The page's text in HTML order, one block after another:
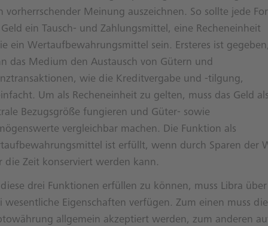
vorherrschender Meinung auszeichnen. So sollte jede
ein Tausch- und Zahlungsmittel, eine Recheneinheit
ein Wertaufbewahrungsmittel sein. Ersteres ist
das Medium den Austausch von Gütern und
wie die Kreditvergabe und -tilgung,
Um als Recheneinheit zu gelten, muss das Geld
Bezugsgröße fungieren und Güter- sowie
vergleichbar machen. Die Funktion als
ist erfüllt, wenn durch Sparen der
die Zeit konserviert werden kann.
drei Funktionen erfüllen zu können, muss Libra über
wesentliche Eigenschaften verfügen. Zum einen muss die
allgemein akzeptiert werden, zum anderen